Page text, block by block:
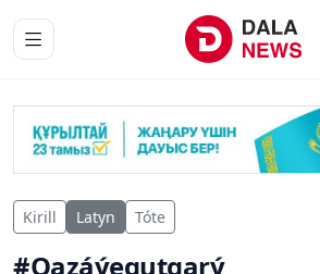
Kirill Latyn Tóte
#Qazáýequtqarý